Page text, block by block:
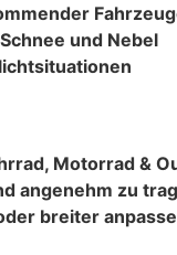
und Nebel
Motorrad &
angenehm zu
breiter